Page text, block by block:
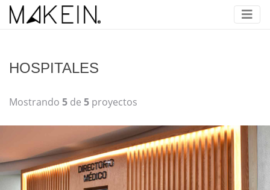
HOSPITALES
Mostrando 5 de 5 proyectos